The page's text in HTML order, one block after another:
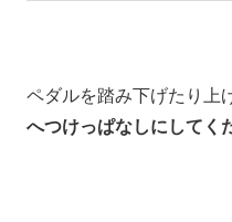
ペダルを踏み下げたり上
へつけっぱなしにしてく